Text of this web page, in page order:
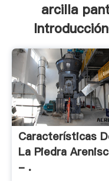
arcilla
Características
La Piedra
- .